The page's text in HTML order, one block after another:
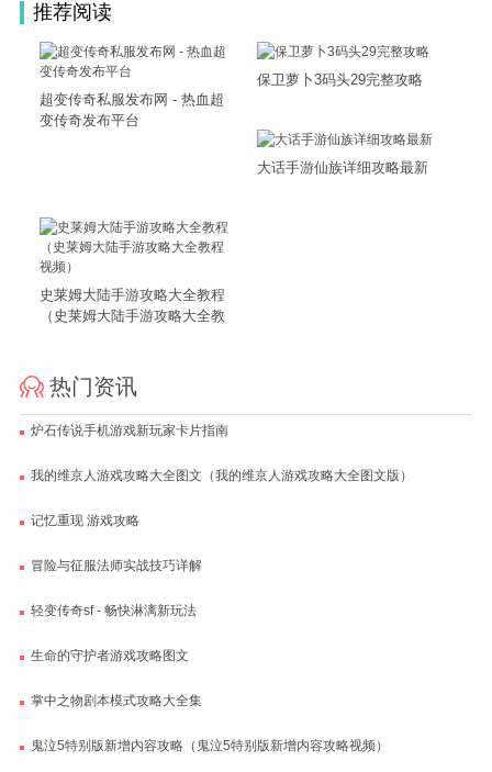
推荐阅读
超变传奇私服发布网 - 热血超
变传奇发布平台
保卫萝卜3码头29完整攻略
大话手游仙族详细攻略最新
史莱姆大陆手游攻略大全教程
（史莱姆大陆手游攻略大全教
热门资讯
炉石传说手机游戏新玩家卡片指南
我的维京人游戏攻略大全图文（我的维京人游戏攻略大全图文版）
记忆重现 游戏攻略
冒险与征服法师实战技巧详解
轻变传奇sf - 畅快淋漓新玩法
生命的守护者游戏攻略图文
掌中之物剧本模式攻略大全集
鬼泣5特别版新增内容攻略（鬼泣5特别版新增内容攻略视频）